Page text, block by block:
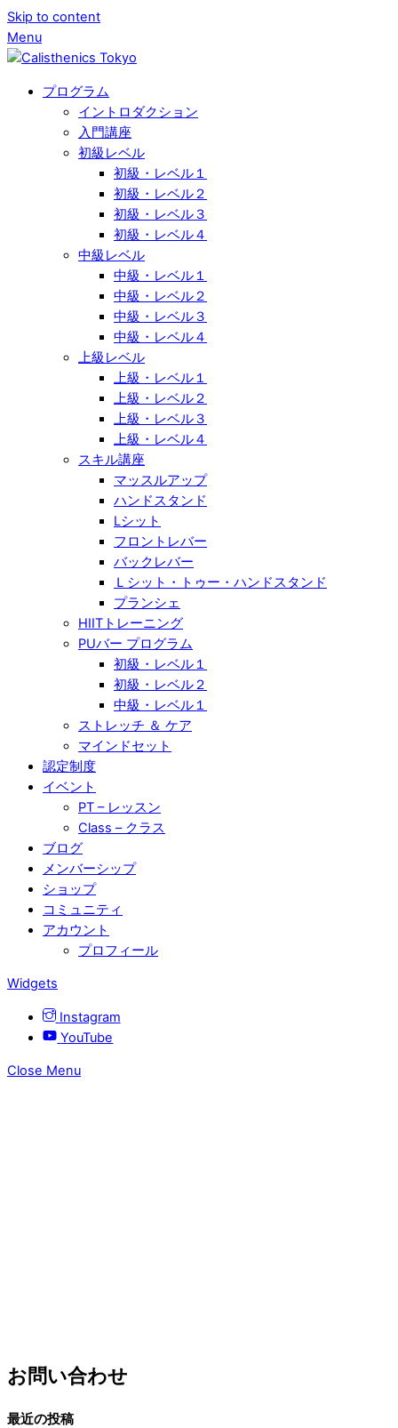
Skip to content
Menu
プログラム
イントロダクション
入門講座
初級レベル
初級・レベル１
初級・レベル２
初級・レベル３
初級・レベル４
中級レベル
中級・レベル１
中級・レベル２
中級・レベル３
中級・レベル４
上級レベル
上級・レベル１
上級・レベル２
上級・レベル３
上級・レベル４
スキル講座
マッスルアップ
ハンドスタンド
Lシット
フロントレバー
バックレバー
Ｌシット・トゥー・ハンドスタンド
プランシェ
HIITトレーニング
PUバー プログラム
初級・レベル１
初級・レベル２
中級・レベル１
ストレッチ ＆ ケア
マインドセット
認定制度
イベント
PT – レッスン
Class – クラス
ブログ
メンバーシップ
ショップ
コミュニティ
アカウント
プロフィール
Widgets
Instagram
YouTube
Close Menu
お問い合わせ
最近の投稿